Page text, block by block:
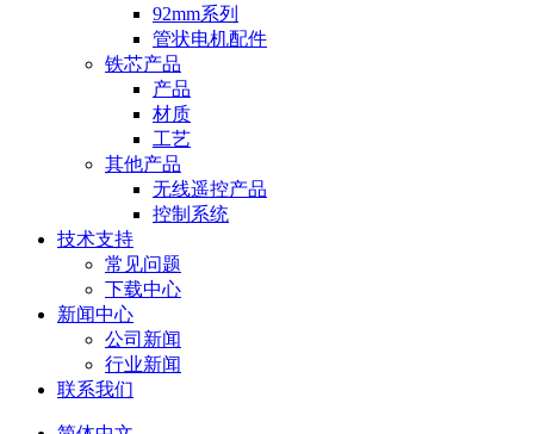
92mm系列
管状电机配件
铁芯产品
产品
材质
工艺
其他产品
无线遥控产品
控制系统
技术支持
常见问题
下载中心
新闻中心
公司新闻
行业新闻
联系我们